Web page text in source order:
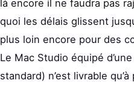
là encore il ne faudra pas
quoi les délais glissent
plus loin encore pour des
Le Mac Studio équipé
standard) n’est livrable